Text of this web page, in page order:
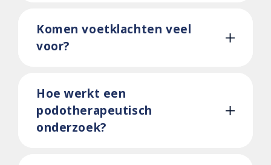
Komen voetklachten veel
voor?
Hoe werkt een
podotherapeutisch
onderzoek?